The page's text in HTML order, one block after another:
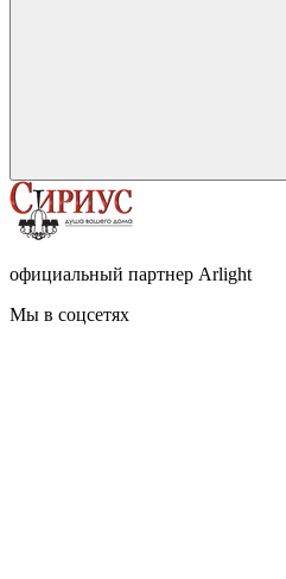
официальный партнер Arlight
Мы в соцсетях